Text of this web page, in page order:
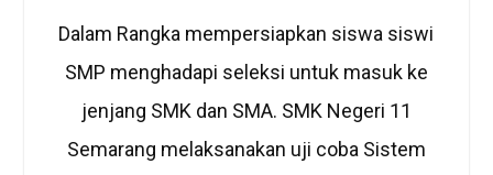
Dalam Rangka mempersiapkan siswa siswi
SMP menghadapi seleksi untuk masuk ke
jenjang SMK dan SMA. SMK Negeri 11
Semarang melaksanakan uji coba Sistem